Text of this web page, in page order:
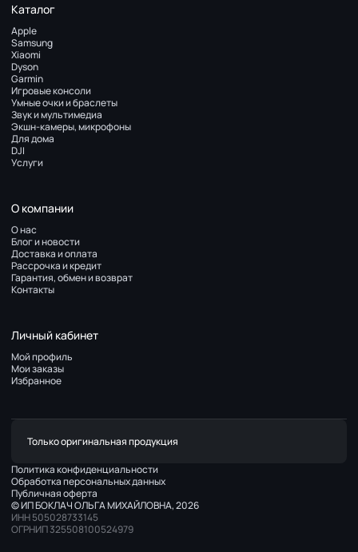
Каталог
Apple
Samsung
Xiaomi
Dyson
Garmin
Игровые консоли
Умные очки и браслеты
Звук и мультимедиа
Экшн-камеры, микрофоны
Для дома
DJI
Услуги
О компании
О нас
Блог и новости
Доставка и оплата
Рассрочка и кредит
Гарантия, обмен и возврат
Контакты
Личный кабинет
Мой профиль
Мои заказы
Избранное
Только оригинальная продукция
Политика конфиденциальности
Обработка персональных данных
Публичная оферта
© ИП БОКЛАЧ ОЛЬГА МИХАЙЛОВНА, 2026
ИНН 505028733145
ОГРНИП 325508100524979